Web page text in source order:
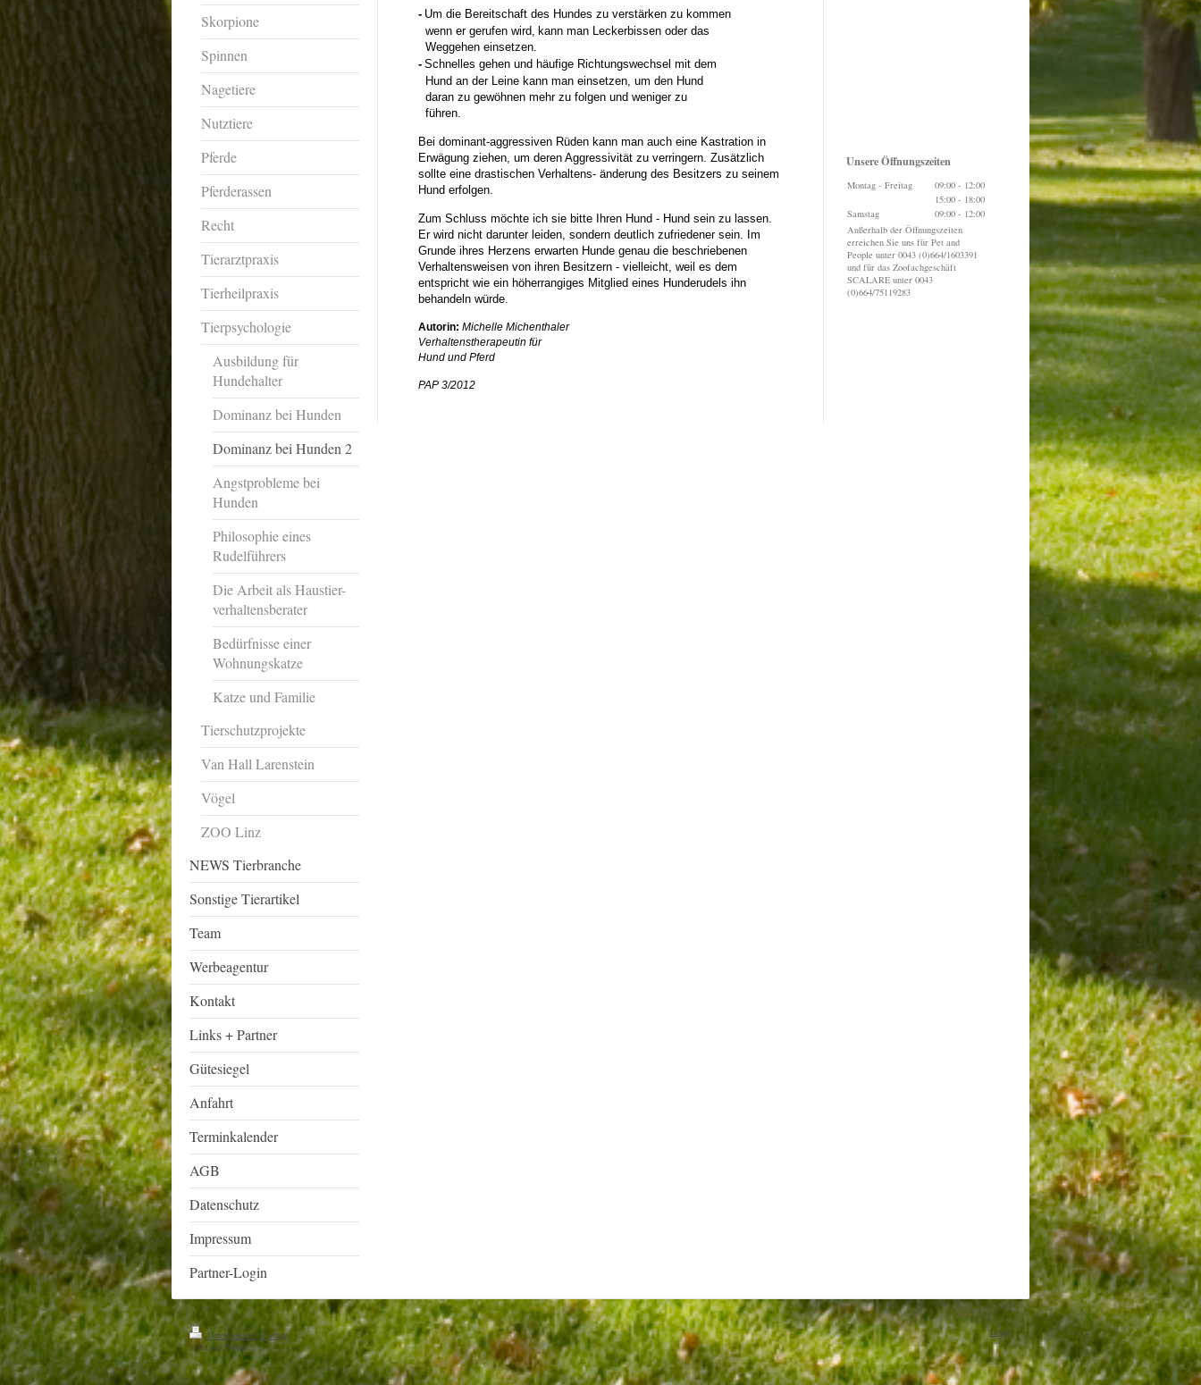
Skorpione
Spinnen
Nagetiere
Nutztiere
Pferde
Pferderassen
Recht
Tierarztpraxis
Tierheilpraxis
Tierpsychologie
Ausbildung für
Hundehalter
Dominanz bei Hunden
Dominanz bei Hunden 2
Angstprobleme bei
Hunden
Philosophie eines
Rudelführers
Die Arbeit als Haustier-
verhaltensberater
Bedürfnisse einer
Wohnungskatze
Katze und Familie
Tierschutzprojekte
Van Hall Larenstein
Vögel
ZOO Linz
NEWS Tierbranche
Sonstige Tierartikel
Team
Werbeagentur
Kontakt
Links + Partner
Gütesiegel
Anfahrt
Terminkalender
AGB
Datenschutz
Impressum
Partner-Login
- Um die Bereitschaft des Hundes zu verstärken zu kommen
wenn er gerufen wird, kann man Leckerbissen oder das
Weggehen einsetzen.
- Schnelles gehen und häufige Richtungswechsel mit dem
Hund an der Leine kann maneinsetzen, um den Hund
daran zu gewöhnen mehr zu folgen und weniger zu
führen.
Bei dominant-aggressiven Rüden kann man auch eine Kastration in
Erwägung ziehen, um deren Aggressivität zu verringern. Zusätzlich
sollte eine drastischen Verhaltens- änderung des Besitzers zu seinem
Hund erfolgen.
Zum Schluss möchte ich sie bitte Ihren Hund - Hund sein zu lassen.
Er wird nicht darunter leiden, sondern deutlich zufriedener sein. Im
Grunde ihres Herzens erwarten Hunde genau die beschriebenen
Verhaltensweisen von ihren Besitzern - vielleicht, weil es dem
entspricht wie ein höherrangiges Mitglied eines Hunderudels ihn
behandeln würde.
Autorin: Michelle Michenthaler
Verhaltenstherapeutin für
Hund und Pferd
PAP 3/2012
Unsere Öffnungszeiten
Montag - Freitag 09:00- 12:00
15:00- 18:00
Samstag
09:00- 12:00
Außerhalb der Öffnungszeiten
erreichen Sie uns für Pet and
People unter 0043 (0)664/1603391
und für das Zoofachgeschäft
SCALARE unter 0043
(0)664/75119283
Druckversion Sitemap
© Pet and People
Login